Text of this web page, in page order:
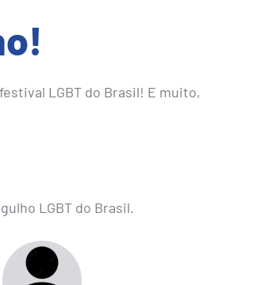
LGBT do Brasil! E muito,
LGBT do Brasil.